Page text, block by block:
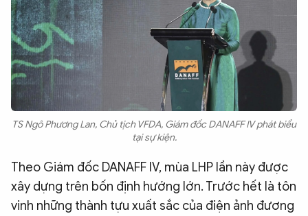
TS Ngô Phương Lan, Chủ tịch VFDA, Giám đốc DANAFF IV phát biểu
tại sự kiện.
Theo Giám đốc DANAFF IV, mùa LHP lần này được
xây dựng trên bốn định hướng lớn. Trước hết là tôn
vinh những thành tựu xuất sắc của điện ảnh đương